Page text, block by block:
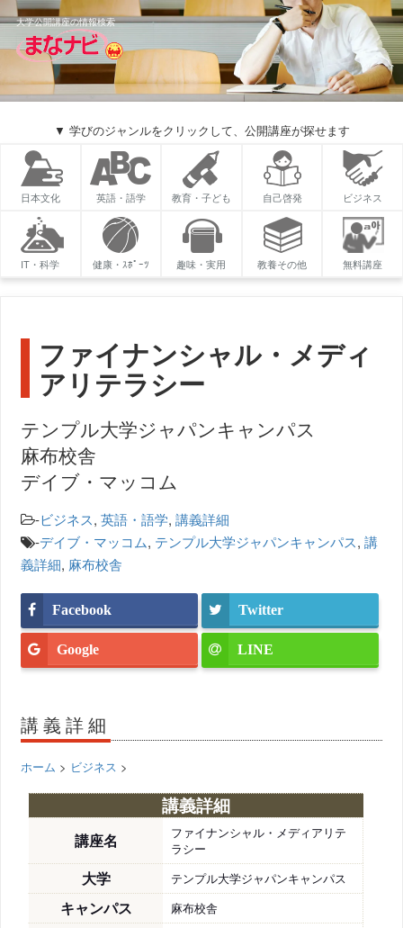
大学公開講座の情報検索
▼ 学びのジャンルをクリックして、公開講座が探せます
日本文化 英語・語学 教育・子ども 自己啓発 ビジネス
IT・科学 健康・ｽﾎﾟｰﾂ 趣味・実用 教養その他 無料講座
ファイナンシャル・メディ
アリテラシー
テンプル大学ジャパンキャンパス
麻布校舎
デイブ・マッコム
-ビジネス,英語・語学,講義詳細
-デイブ・マッコム, テンプル大学ジャパンキャンパス,講
義詳細, 麻布校舎
Facebook Twitter
Google LINE
講義詳細
ホーム > ビジネス >
講義詳細
講座名
ファイナンシャル・メディアリテ
ラシー
大学 テンプル大学ジャパンキャンパス
キャンパス 麻布校舎